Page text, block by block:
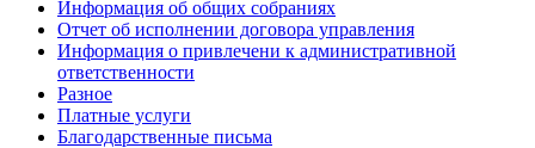
Информация об общих собраниях
Отчет об исполнении договора управления
Информация о привлечени к административной
ответственности
Разное
Платные услуги
Благодарственные письма